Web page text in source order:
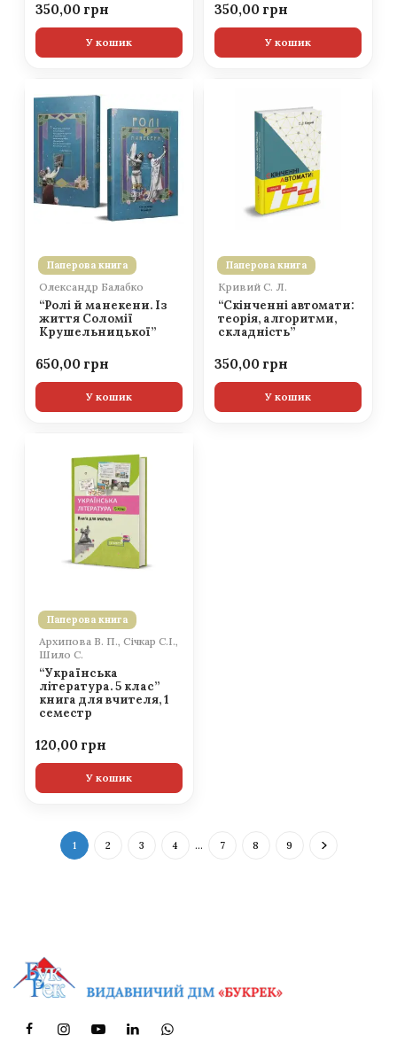
350,00
У кошик
350,00
У кошик
Паперова книга
Олександр Балабко
“Ролі й манекени. Із
життя Соломії
Крушельницької”
650,00
У кошик
Паперова книга
Кривий С. Л.
“Скінченні автомати:
теорія, алгоритми,
складність”
350,00
У кошик
Паперова книга
Архипова В. П., Січкар С.І.,
Шило С.
“Українська
література. 5 клас”
книга для вчителя, 1
семестр
120,00
У кошик
1 2 3 4 … 7 8 9